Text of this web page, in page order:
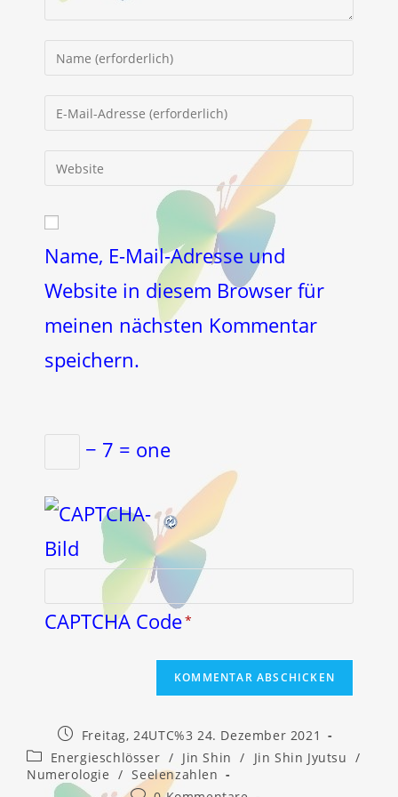
deinen
Namen
oder
Kommentieren
deine
E-
Mail-
zum
ein
deine
URL
ein
(optional)
Name, E-Mail-Adresse und
Website in diesem Browser für
meinen nächsten Kommentar
speichern.
− 7 = one
CAPTCHA Code*
Beitrag
veröffentlicht:
Freitag, 24UTC%3 24. Dezember 2021
Beitrags-
Kategorie:
Energieschlösser / Jin Shin / Jin Shin Jyutsu /
Numerologie / Seelenzahlen